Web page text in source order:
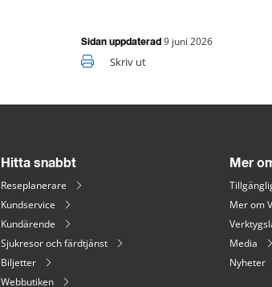
Sidan uppdaterad 9 juni 2026
Skriv ut
Hitta snabbt
Reseplanerare
Kundservice
Kundärende
Sjukresor och färdtjänst
Biljetter
Webbutiken
Mer
Mer om
Media
Nyheter